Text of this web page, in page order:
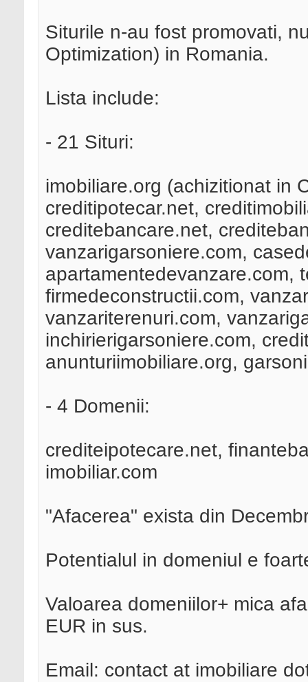
Siturile n-au fost promovati,
Optimization) in Romania.
Lista include:
- 21 Situri:
imobiliare.org (achizitionat in
creditipotecar.net,
creditebancare.net,
vanzarigarsoniere.com,
apartamentedevanzare.com,
firmedeconstructii.com,
vanzariterenuri.com,
inchirierigarsoniere.com,
anunturiimobiliare.org,
- 4 Domenii:
crediteipotecare.net,
imobiliar.com
"Afacerea" exista din
Potentialul in domeniul e
Valoarea domeniilor+ mica
EUR in sus.
Email: contact at imobiliare